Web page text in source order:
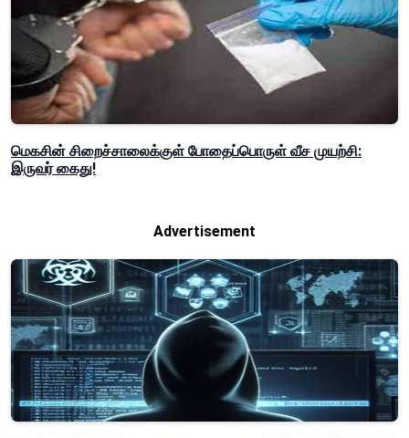
மெகசின் சிறைச்சாலைக்குள் போதைப்பொருள் வீச முயற்சி:
இருவர் கைது!
Advertisement